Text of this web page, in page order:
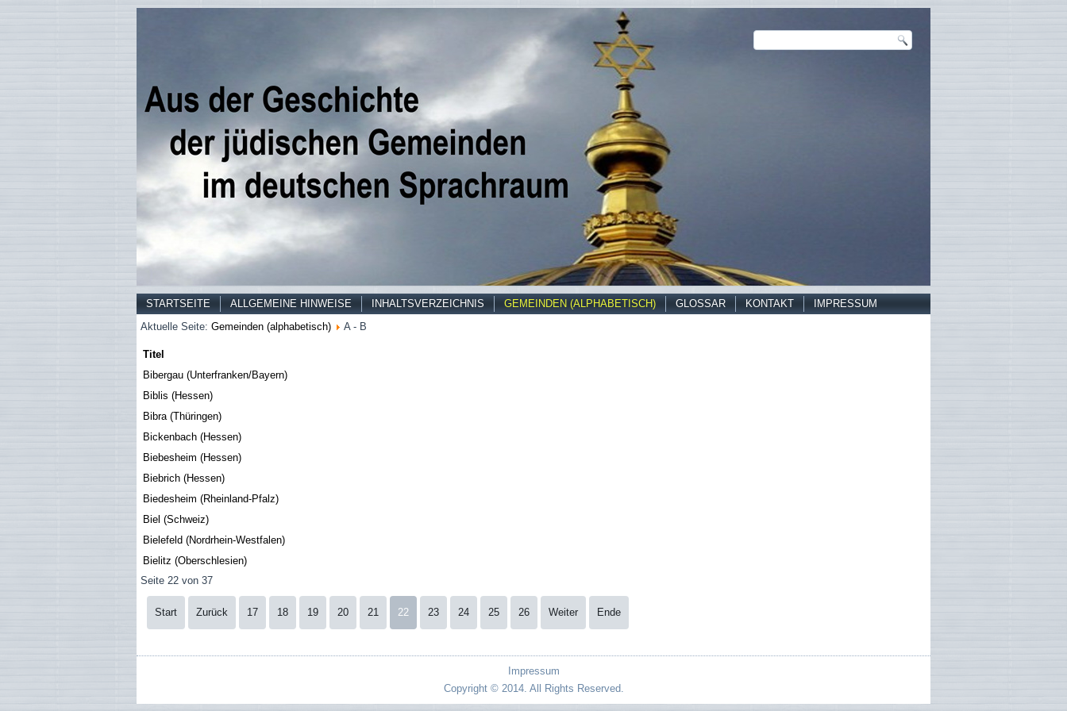
STARTSEITE ALLGEMEINE HINWEISE INHALTSVERZEICHNIS GEMEINDEN (ALPHABETISCH) GLOSSAR KONTAKT
IMPRESSUM
Aktuelle Seite: Gemeinden (alphabetisch) A - B
Titel
Bibergau (Unterfranken/Bayern)
Biblis (Hessen)
Bibra (Thüringen)
Bickenbach (Hessen)
Biebesheim (Hessen)
Biebrich (Hessen)
Biedesheim (Rheinland-Pfalz)
Biel (Schweiz)
Bielefeld (Nordrhein-Westfalen)
Bielitz (Oberschlesien)
Seite 22 von 37
Start Zurück 17 18 19 20 21 22 23 24 25 26 Weiter Ende
Impressum
Copyright © 2014. All Rights Reserved.